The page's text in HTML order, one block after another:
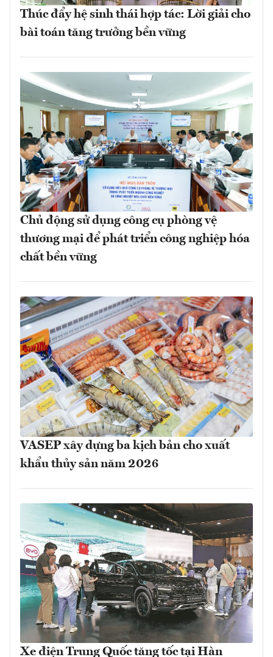
Thúc đẩy hệ sinh thái hợp tác: Lời giải cho
bài toán tăng trưởng bền vững
Chủ động sử dụng công cụ phòng vệ
thương mại để phát triển công nghiệp hóa
chất bền vững
VASEP xây dựng ba kịch bản cho xuất
khẩu thủy sản năm 2026
Xe điện Trung Quốc tăng tốc tại Hàn